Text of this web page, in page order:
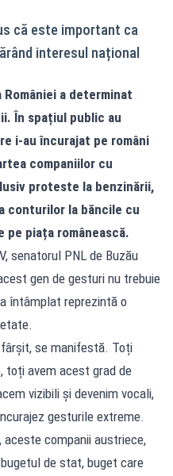
că este important ca
interesul național
a determinat
În spațiul public au
i-au încurajat pe români
companiilor cu
proteste la benzinării,
conturilor la băncile cu
piața românească.
senatorul PNL de Buzău
gen de gesturi nu trebuie
întâmplat reprezintă o
se manifestă. Toți
toți avem acest grad de
vizibili și devenim vocali,
gesturile extreme.
companii austriece,
de stat, buget care